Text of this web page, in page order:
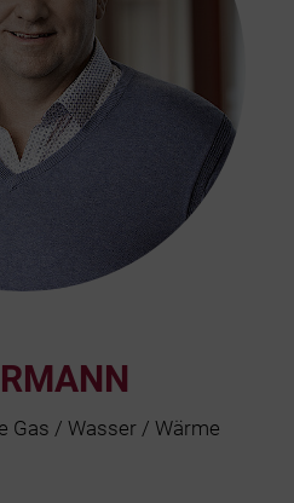
Gas / Wasser / Wärme